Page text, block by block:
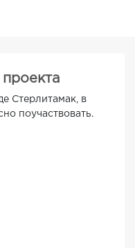
Стерлитамак, в
поучаствовать.